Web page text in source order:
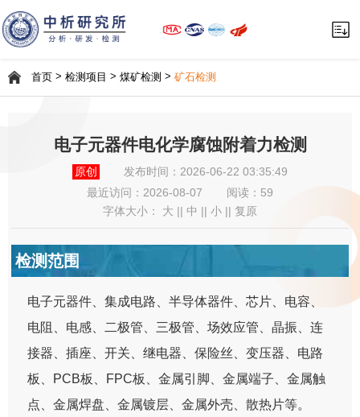
首页> 检测项目 > 煤矿检测 > 矿石检测
电子元器件电化学腐蚀附着力检测
原创
发布时间：2026-06-22 03:35:49
最近访问：2026-08-07
阅读：59
字体大小： 大 中 小 复原
检测范围
电子元器件、集成电路、半导体器件、芯片、电容、
电阻、电感、二极管、三极管、场效应管、晶振、连
接器、插座、开关、继电器、保险丝、变压器、电路
板、PCB板、FPC板、金属引脚、金属端子、金属触
点、金属焊盘、金属镀层、金属外壳、散热片等。